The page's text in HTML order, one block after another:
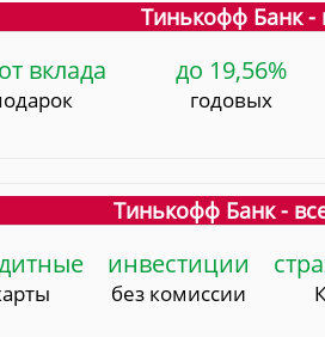
Тинькофф Банк -
вклада до 19,56%
годовых
Тинькофф Банк -
инвестиции
без комиссии